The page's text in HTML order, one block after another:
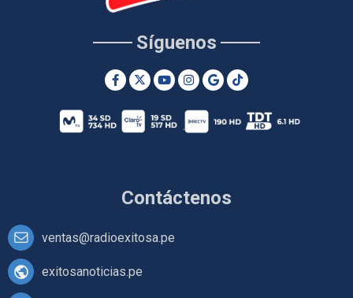
Contáctenos
ventas@radioexitosa.pe
exitosanoticias.pe
Síguenos